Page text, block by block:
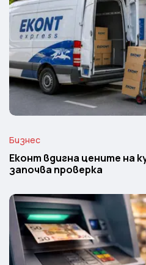
Бизнес
Еконт вдигна цените на
започва проверка